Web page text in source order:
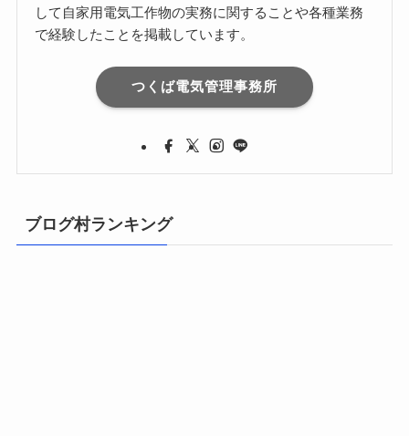
して自家用電気工作物の実務に関することや各種業務
で経験したことを掲載しています。
つくば電気管理事務所
ブログ村ランキング